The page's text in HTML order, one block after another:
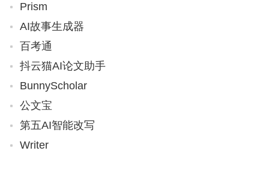
Prism
AI故事生成器
百考通
抖云猫AI论文助手
BunnyScholar
公文宝
第五AI智能改写
Writer